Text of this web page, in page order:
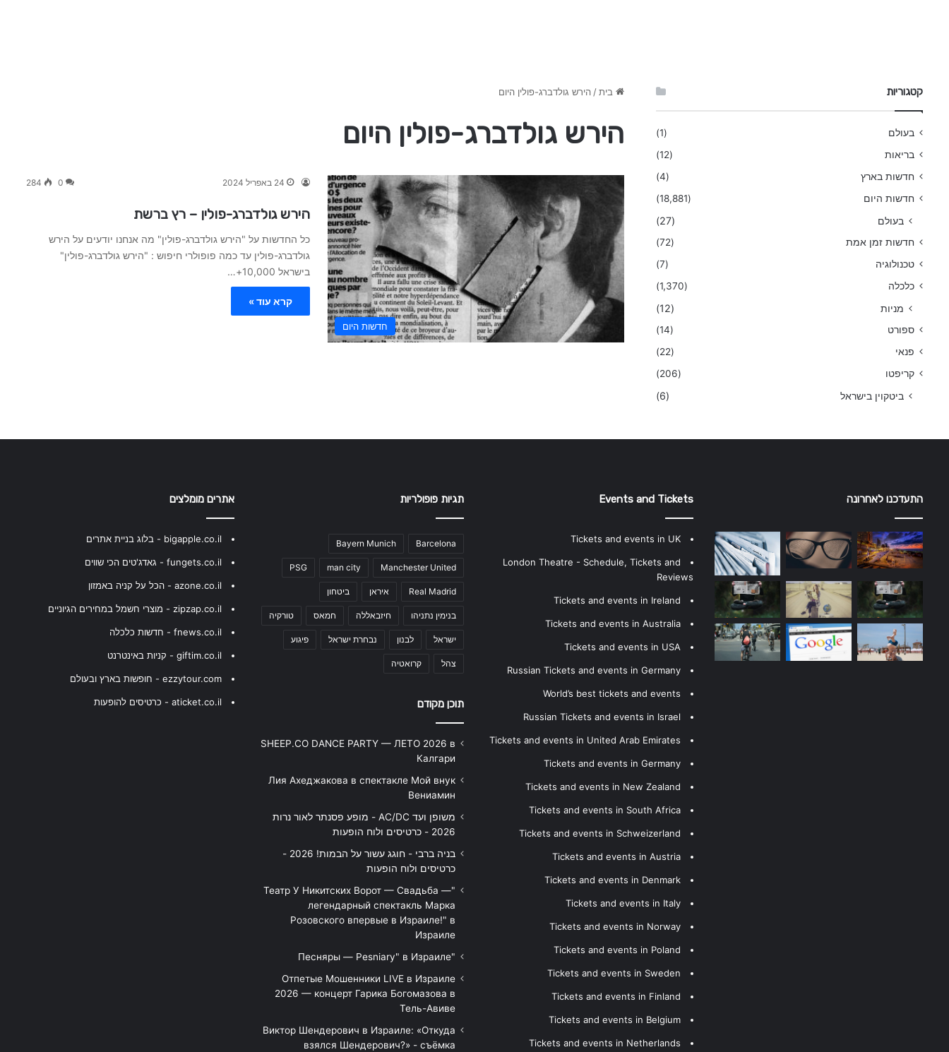
בית / הירש גולדברג-פולין היום
הירש גולדברג-פולין היום
חדשות היום
24 באפריל 2024 0
284
הירש גולדברג-פולין – רץ ברשת
כל החדשות על "הירש גולדברג-פולין" מה אנחנו יודעים על הירש
גולדברג-פולין עד כמה פופולרי חיפוש : "הירש גולדברג-פולין"
בישראל 10,000+…
קרא עוד »
קטגוריות
בעולם
(1)
בריאות
(12)
חדשות בארץ
(4)
חדשות היום
(18,881)
בעולם (27)
חדשות זמן אמת
(72)
טכנולוגיה
(7)
כלכלה
(1,370)
מניות (12)
ספורט
(14)
פנאי
(22)
קריפטו
(206)
ביטקוין בישראל (6)
התעדכנו לאחרונה Events and Tickets
Tickets and events in UK
London Theatre - Schedule, Tickets and
Reviews
Tickets and events in Ireland
Tickets and events in Australia
Tickets and events in USA
Russian Tickets and events in Germany
World’s best tickets and events
Russian Tickets and events in Israel
Tickets and events in United Arab Emirates
Tickets and events in Germany
Tickets and events in New Zealand
Tickets and events in South Africa
Tickets and events in Schweizerland
Tickets and events in Austria
Tickets and events in Denmark
Tickets and events in Italy
Tickets and events in Norway
Tickets and events in Poland
Tickets and events in Sweden
Tickets and events in Finland
Tickets and events in Belgium
Tickets and events in Netherlands
תגיות פופולריות
Barcelona
Bayern Munich
Manchester United
man city
PSG
Real Madrid איראן ביטחון
בנימין נתניהו חיזבאללה חמאס טורקיה
ישראל לבנון נבחרת ישראל פיגוע
צהל קרואטיה
תוכן מקודם
SHEEP.CO DANCE PARTY — ЛЕТО 2026 в
Калгари
Лия Ахеджакова в спектакле Мой внук
Вениамин
משופן ועד AC/DC - מופע פסנתר לאור נרות
2026 - כרטיסים ולוח הופעות
בניה ברבי - חוגג עשור על הבמות! 2026 -
כרטיסים ולוח הופעות
"Театр У Никитских Ворот — Свадьба —
легендарный спектакль Марка
Розовского впервые в Израиле!" в
Израиле
"Песняры — Pesniary" в Израиле
Отпетые Мошенники LIVE в Израиле
2026 — концерт Гарика Богомазова в
Тель-Авиве
Виктор Шендерович в Израиле: «Откуда
взялся Шендерович?» - съёмка
אתרים מומלצים
bigapple.co.il - בלוג בניית אתרים
fungets.co.il - גאדג'טים הכי שווים
azone.co.il - הכל על קניה באמזון
zipzap.co.il - מוצרי חשמל במחירים הגיוניים
fnews.co.il - חדשות כלכלה
giftim.co.il - קניות באינטרנט
ezzytour.com - חופשות בארץ ובעולם
aticket.co.il - כרטיסים להופעות